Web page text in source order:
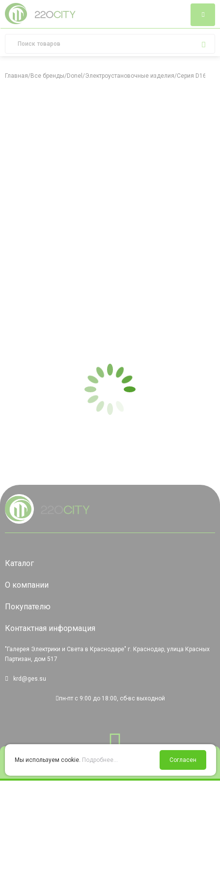
Войти Избранное Корзина
Главная/Все бренды/Donel /Электроустановочные изделия/Серия D16
Каталог
О компании
Покупателю
Контактная информация
"Галерея Электрики и Света в Краснодаре" г. Краснодар, улица Красных
Партизан, дом 517
krd@ges.su
пн-пт с 9:00 до 18:00, сб-вс выходной
Мы используем cookie. Подробнее... Согласен